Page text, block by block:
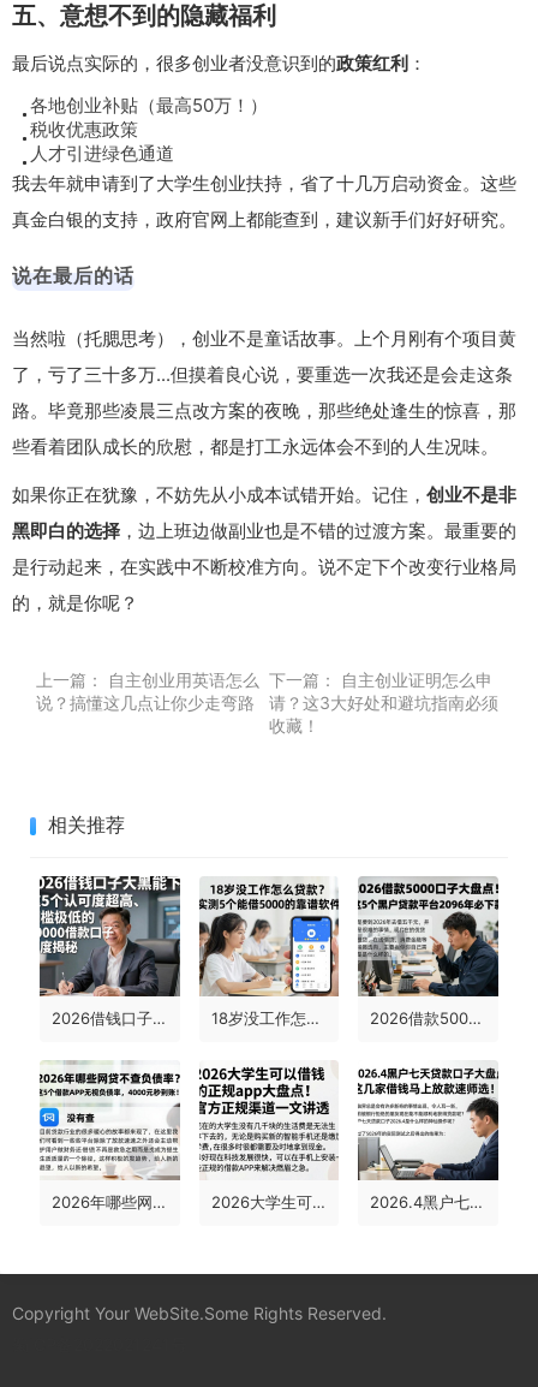
五、意想不到的隐藏福利
最后说点实际的，很多创业者没意识到的政策红利 ：
各地创业补贴（最高50万！）
税收优惠政策
人才引进绿色通道
我去年就申请到了大学生创业扶持，省了十几万启动资金。这些
真金白银的支持，政府官网上都能查到，建议新手们好好研究。
说在最后的话
当然啦（托腮思考），创业不是童话故事。上个月刚有个项目黄
了，亏了三十多万...但摸着良心说，要重选一次我还是会走这条
路。毕竟那些凌晨三点改方案的夜晚，那些绝处逢生的惊喜，那
些看着团队成长的欣慰，都是打工永远体会不到的人生况味。
如果你正在犹豫，不妨先从小成本试错开始。记住， 创业不是非
黑即白的选择 ，边上班边做副业也是不错的过渡方案。最重要的
是行动起来，在实践中不断校准方向。说不定下个改变行业格局
的，就是你呢？
上一篇：
自主创业用英语怎么
说？搞懂这几点让你少走弯路
下一篇：
自主创业证明怎么申
请？这3大好处和避坑指南必须
收藏！
相关推荐
2026借钱口子大黑能下！这5个认可度超高、门槛极低的50000借款口子深度揭秘 18岁没工作怎么贷款？实测5个能借5000的靠谱软件 2026借款5000口子大盘点！这5个黑户贷款平台2026年必下款！
2026年哪些网贷不查负债率？这5个借款APP无视负债率，4000元秒到账！ 2026大学生可以借钱的正规app大盘点！官方正规渠道一文讲透 2026.4黑户七天贷款口子大盘点，这几家借钱马上放款速速筛选！
Copyright Your WebSite.Some Rights Reserved.